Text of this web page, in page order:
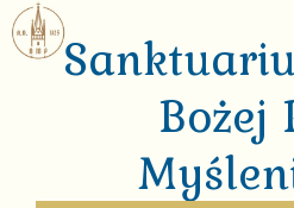
Skip to main content
Bożej